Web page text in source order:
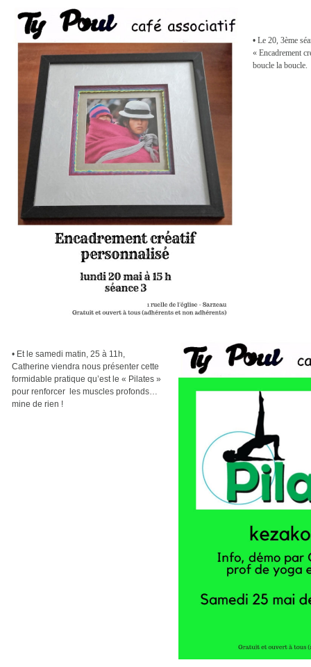
• Le 20, 3ème
« Encadrement
boucle la boucle.
• Et le samedi matin, 25 à 11h,
Catherine viendra nous présenter cette
formidable pratique qu’est le « Pilates »
pour renforcer
les muscles profonds…
mine de rien !